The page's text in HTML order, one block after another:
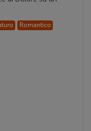
Romantico